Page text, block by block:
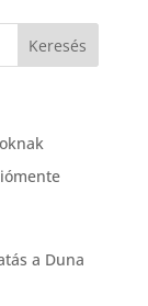
a Duna